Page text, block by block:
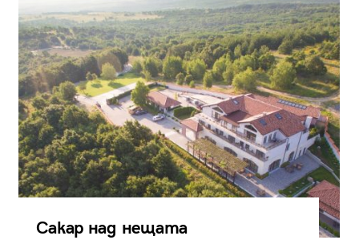
Сакар над нещата